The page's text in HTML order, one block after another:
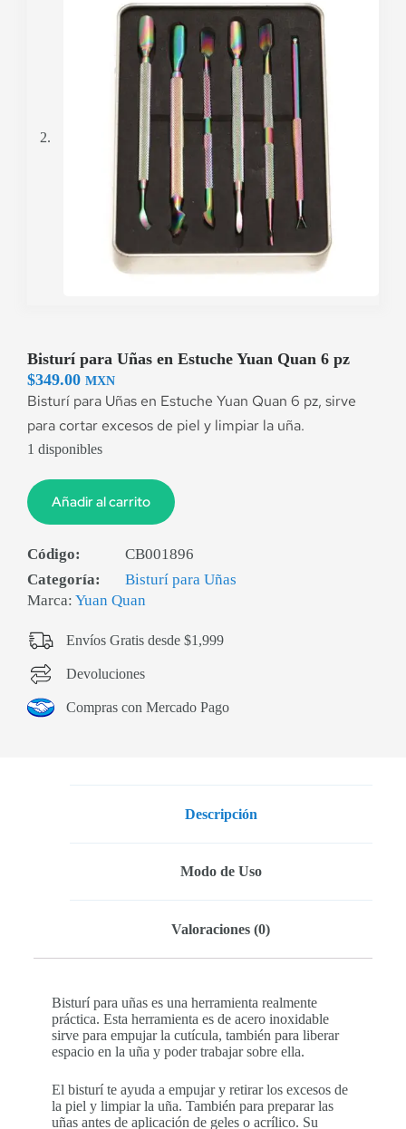
Bisturí para Uñas en Estuche Yuan Quan 6 pz
$349.00 MXN
Bisturí para Uñas en Estuche Yuan Quan 6 pz, sirve
para cortar excesos de piel y limpiar la uña.
1 disponibles
Añadir al carrito
Código:
CB001896
Categoría:
Bisturí para Uñas
Marca: Yuan Quan
Envíos Gratis desde $1,999
Devoluciones
Compras con Mercado Pago
Descripción
Modo de Uso
Valoraciones (0)
Bisturí para uñas es una herramienta realmente
práctica. Esta herramienta es de acero inoxidable
sirve para empujar la cutícula, también para liberar
espacio en la uña y poder trabajar sobre ella.
El bisturí te ayuda a empujar y retirar los excesos de
la piel y limpiar la uña. También para preparar las
uñas antes de aplicación de geles o acrílico. Su